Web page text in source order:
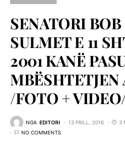
SENATORI
SULMET E 11
2001 KANË
/FOTO +
NGA EDITORI 13 PRILL, 2016
3
NO COMMENTS